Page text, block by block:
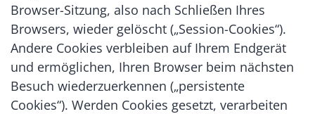
Browser-Sitzung, also nach Schließen Ihres
Browsers, wieder gelöscht („Session-Cookies“).
Andere Cookies verbleiben auf Ihrem Endgerät
und ermöglichen, Ihren Browser beim nächsten
Besuch wiederzuerkennen („persistente
Cookies“). Werden Cookies gesetzt, verarbeiten